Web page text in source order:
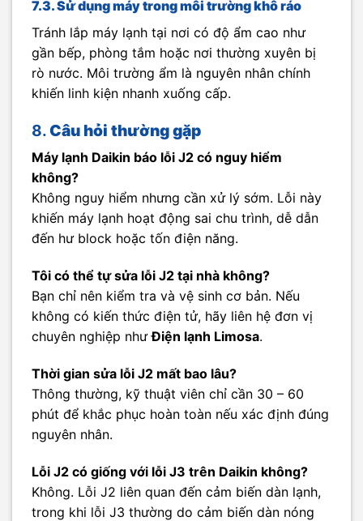
7.3. Sử dụng máy trong môi trường khô ráo
Tránh lắp máy lạnh tại nơi có độ ẩm cao như
gần bếp, phòng tắm hoặc nơi thường xuyên bị
rò nước. Môi trường ẩm là nguyên nhân chính
khiến linh kiện nhanh xuống cấp.
8.Câu hỏi thường gặp
Máy lạnh Daikin báo lỗi J2 có nguy hiểm
không?
Không nguy hiểm nhưng cần xử lý sớm. Lỗi này
khiến máy lạnh hoạt động sai chu trình, dễ dẫn
đến hư block hoặc tốn điện năng.
Tôi có thể tự sửa lỗi J2 tại nhà không?
Bạn chỉ nên kiểm tra và vệ sinh cơ bản. Nếu
không có kiến thức điện tử, hãy liên hệ đơn vị
chuyên nghiệp nhưĐiện lạnh Limosa.
Thời gian sửa lỗi J2 mất bao lâu?
Thông thường, kỹ thuật viên chỉ cần 30 – 60
phút để khắc phục hoàn toàn nếu xác định đúng
nguyên nhân.
Lỗi J2 có giống với lỗi J3 trên Daikin không?
Không. Lỗi J2 liên quan đến cảm biến dàn lạnh,
trong khi lỗi J3 thường do cảm biến dàn nóng